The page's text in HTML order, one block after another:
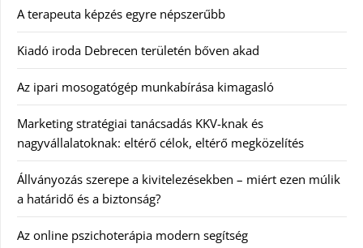
A terapeuta képzés egyre népszerűbb
Kiadó iroda Debrecen területén bőven akad
Az ipari mosogatógép munkabírása kimagasló
Marketing stratégiai tanácsadás KKV-knak és
nagyvállalatoknak: eltérő célok, eltérő megközelítés
Állványozás szerepe a kivitelezésekben – miért ezen múlik
a határidő és a biztonság?
Az online pszichoterápia modern segítség